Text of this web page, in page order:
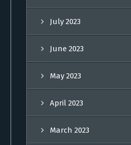
July 2023
June 2023
May 2023
April 2023
March 2023